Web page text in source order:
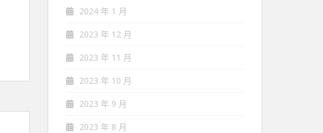
2024 年 1 月
2023 年 12 月
2023 年 11 月
2023 年 10 月
2023 年 9 月
2023 年 8 月